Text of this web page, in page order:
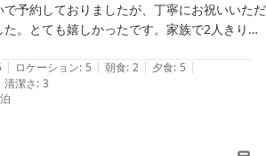
敵な思い出となりましたことを嬉しく思い
然を感じながら楽しめるスポットも多く、
の魅力をご体験いただけます。
お言葉を励みに、これからもご家族皆様に
るホテルを目指し、サービスの向上に努め
予約しておりましたが、丁寧にお祝いいただ
。とても嬉しかったです。家族で2人きりの
たので夕食は大変満足しております。
、1番残念だったのが朝食に、トラウトサー
くなり、匂いが気になったことです。
屋干し臭がしていました。
念でした。
ちとしては満足しております。
| ロケーション: 5 | 朝食: 2 | 夕食: 5 |
清潔さ: 3